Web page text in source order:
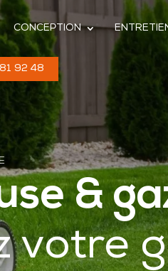
CONCEPTION
92 48
&
votre